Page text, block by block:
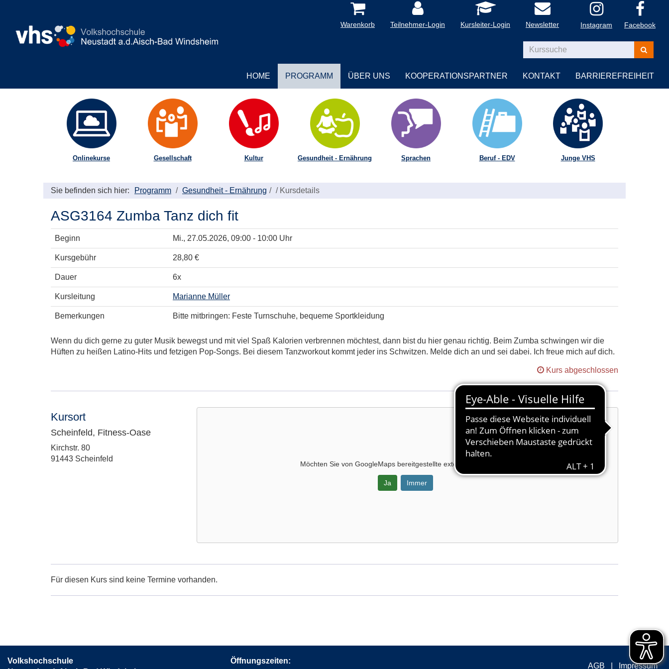
Warenkorb Teilnehmer-Login Kursleiter-Login Newsletter Instagram Facebook
Kurse
suchen
HOME PROGRAMM ÜBER UNS KOOPERATIONSPARTNER KONTAKT BARRIEREFREIHEIT
Onlinekurse Gesellschaft Kultur Gesundheit - Ernährung Sprachen Beruf - EDV Junge VHS
Sie befinden sich hier: Programm Gesundheit - Ernährung / Kursdetails
ASG3164 Zumba Tanz dich fit
Beginn Mi., 27.05.2026, 09:00 - 10:00 Uhr
Kursgebühr 28,80 €
Dauer 6x
Kursleitung Marianne Müller
Bemerkungen Bitte mitbringen: Feste Turnschuhe, bequeme Sportkleidung
Wenn du dich gerne zu guter Musik bewegst und mit viel Spaß Kalorien verbrennen möchtest, dann bist du hier genau richtig. Beim Zumba schwingen wir die
Hüften zu heißen Latino-Hits und fetzigen Pop-Songs. Bei diesem Tanzworkout kommt jeder ins Schwitzen. Melde dich an und sei dabei. Ich freue mich auf dich.
Kurs abgeschlossen
Kursort
Scheinfeld, Fitness-Oase
Adresse:
Kirchstr. 80
91443 Scheinfeld
Möchten Sie vonGoogleMaps bereitgestellte externe Inhalte laden?
Ja Immer
Maps
Karte
Scheinfeld,
Für diesen Kurs sind keine Termine vorhanden.
Volkshochschule
Öffnungszeiten:
AGB Impressum